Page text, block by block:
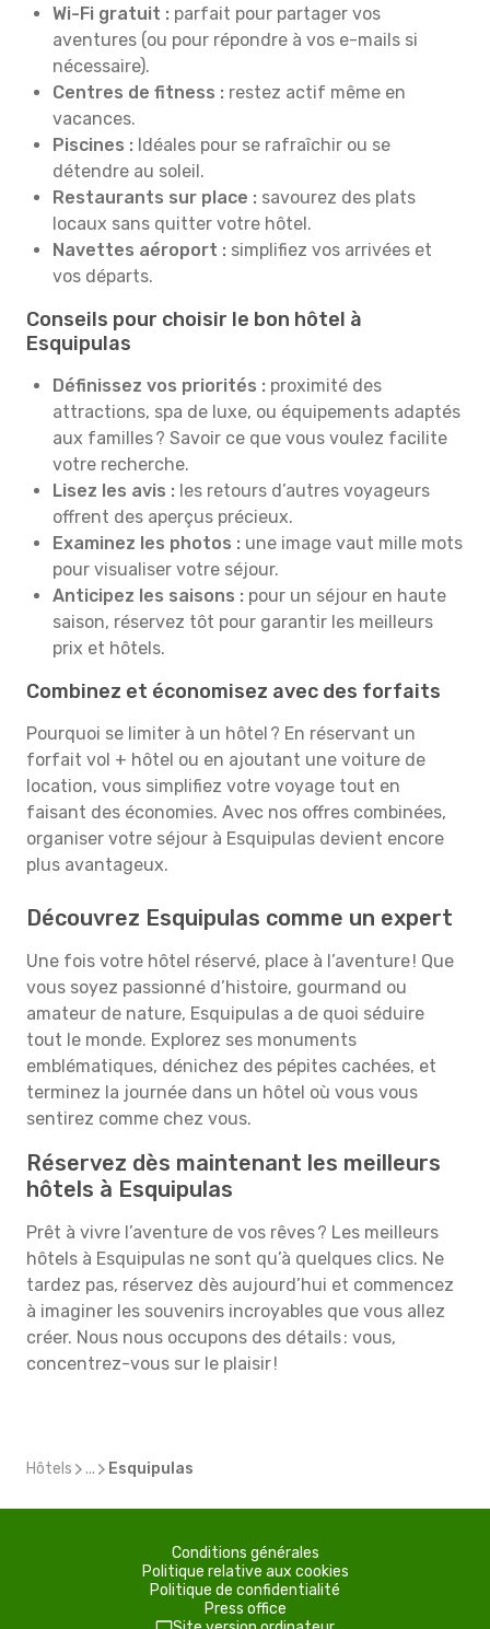
Wi-Fi gratuit : parfait pour partager vos
aventures (ou pour répondre à vos e-mails si
nécessaire).
Centres de fitness : restez actif même en
vacances.
Piscines : Idéales pour se rafraîchir ou se
détendre au soleil.
Restaurants sur place : savourez des plats
locaux sans quitter votre hôtel.
Navettes aéroport : simplifiez vos arrivées et
vos départs.
Conseils pour choisir le bon hôtel à
Esquipulas
Définissez vos priorités : proximité des
attractions, spa de luxe, ou équipements adaptés
aux familles ? Savoir ce que vous voulez facilite
votre recherche.
Lisez les avis : les retours d’autres voyageurs
offrent des aperçus précieux.
Examinez les photos : une image vaut mille mots
pour visualiser votre séjour.
Anticipez les saisons : pour un séjour en haute
saison, réservez tôt pour garantir les meilleurs
prix et hôtels.
Combinez et économisez avec des forfaits
Pourquoi se limiter à un hôtel ? En réservant un
forfait vol + hôtel ou en ajoutant une voiture de
location, vous simplifiez votre voyage tout en
faisant des économies. Avec nos offres combinées,
organiser votre séjour à Esquipulas devient encore
plus avantageux.
Découvrez Esquipulas comme un expert
Une fois votre hôtel réservé, place à l’aventure ! Que
vous soyez passionné d’histoire, gourmand ou
amateur de nature, Esquipulas a de quoi séduire
tout le monde. Explorez ses monuments
emblématiques, dénichez des pépites cachées, et
terminez la journée dans un hôtel où vous vous
sentirez comme chez vous.
Réservez dès maintenant les meilleurs
hôtels à Esquipulas
Prêt à vivre l’aventure de vos rêves ? Les meilleurs
hôtels à Esquipulas ne sont qu’à quelques clics. Ne
tardez pas, réservez dès aujourd’hui et commencez
à imaginer les souvenirs incroyables que vous allez
créer. Nous nous occupons des détails : vous,
concentrez-vous sur le plaisir !
Hôtels ... Esquipulas
Conditions générales
Politique relative aux cookies
Politique de confidentialité
Press office